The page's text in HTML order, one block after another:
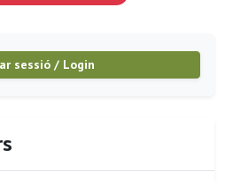
sessió / Login